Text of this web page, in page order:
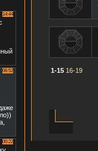
1-15 16-19